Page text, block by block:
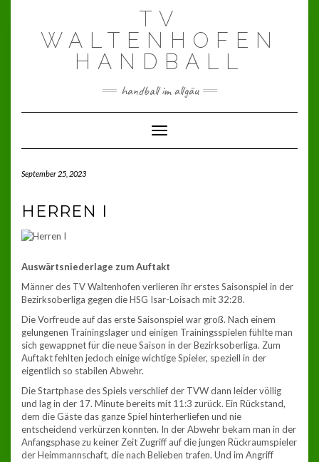
TV
WALTENHOFEN
HANDBALL
handball im allgäu
Toggle Navigation
September 25, 2023
HERREN I
Auswärtsniederlage zum Auftakt
Männer des TV Waltenhofen verlieren ihr erstes Saisonspiel in der
Bezirksoberliga gegen die HSG Isar-Loisach mit 32:28.
Die Vorfreude auf das erste Saisonspiel war groß. Nach einem
gelungenen Trainingslager und einigen Trainingsspielen fühlte man
sich gewappnet für die neue Saison in der Bezirksoberliga. Zum
Auftakt fehlten jedoch einige wichtige Spieler, speziell in der
eigentlich so stabilen Abwehr.
Die Startphase des Spiels verschlief der TVW dann leider völlig
und lag in der 17. Minute bereits mit 11:3 zurück. Ein Rückstand,
dem die Gäste das ganze Spiel hinterherliefen und nie
entscheidend verkürzen konnten. In der Abwehr bekam man in der
Anfangsphase zu keiner Zeit Zugriff auf die jungen Rückraumspieler
der Heimmannschaft, die nach Belieben trafen. Und im Angriff